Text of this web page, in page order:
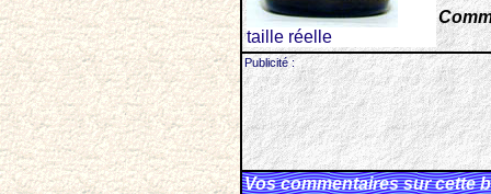
taille réelle
Publicité :
Vos commentaires sur cette